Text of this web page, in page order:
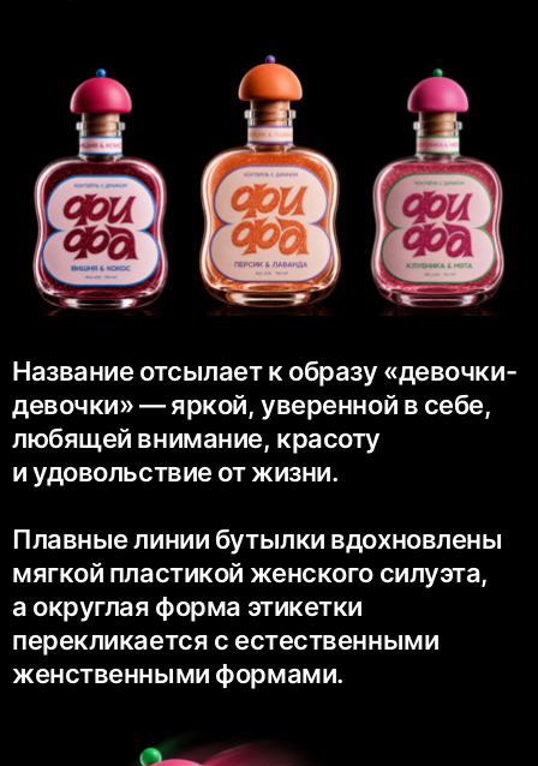
Название отсылает к образу «девочки-
девочки» — яркой, уверенной в себе,
любящей внимание, красоту
и удовольствие от жизни.
Плавные линии бутылки вдохновлены
мягкой пластикой женского силуэта,
а округлая форма этикетки
перекликается с естественными
женственными формами.